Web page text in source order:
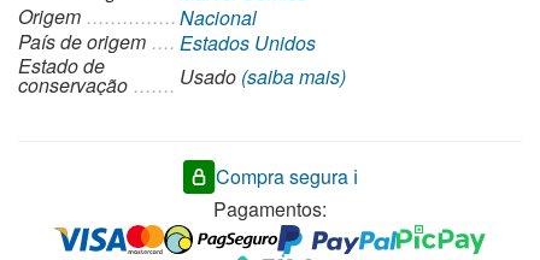
Origem
Nacional
País de origem
Estados Unidos
Estado de
conservação Usado (saiba mais)
Compra segura ℹ️
Pagamentos: